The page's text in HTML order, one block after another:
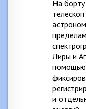
На
Лиры и
помощью
и